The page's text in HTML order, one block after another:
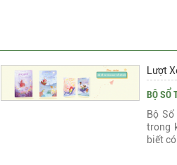
Lượt
BỘ SỔ
Bộ
trong
biết